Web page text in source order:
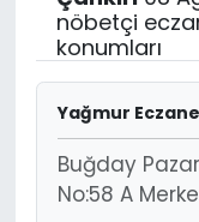
nöbetçi
konumları
Yağmur
Buğday
No:58 A
İletişim